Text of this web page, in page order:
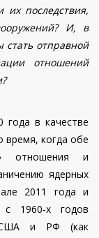
их последствия,
И, в
стать отправной
отношений
в качестве
время, когда обе
отношения и
ядерных
2011 года и
с 1960-х годов
США и РФ (как